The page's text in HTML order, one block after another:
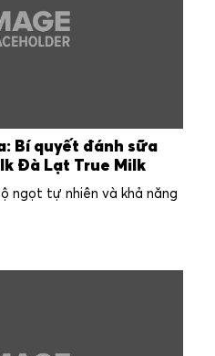
Bí quyết đánh sữa
Đà Lạt True Milk
ngọt tự nhiên và khả năng